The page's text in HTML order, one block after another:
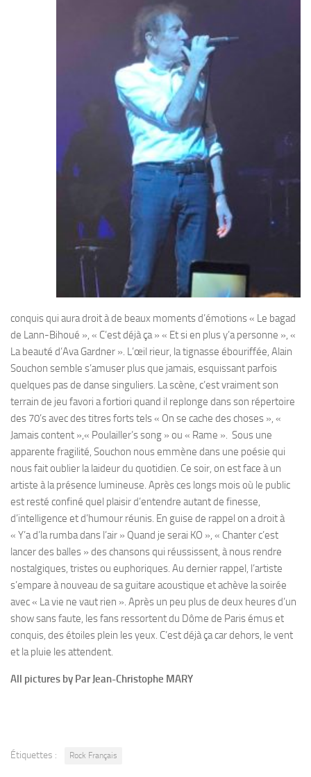
conquis qui aura droit à de beaux moments d’émotions « Le bagad
de Lann-Bihoué », « C’est déjà ça » « Et si en plus y’a personne », «
La beauté d’Ava Gardner ». L’œil rieur, la tignasse ébouriffée, Alain
Souchon semble s’amuser plus que jamais, esquissant parfois
quelques pas de danse singuliers. La scène, c’est vraiment son
terrain de jeu favori a fortiori quand il replonge dans son répertoire
des 70’s avec des titres forts tels « On se cache des choses », «
Jamais content »,« Poulailler’s song » ou « Rame ». Sous une
apparente fragilité, Souchon nous emmène dans une poésie qui
nous fait oublier la laideur du quotidien. Ce soir, on est face à un
artiste à la présence lumineuse. Après ces longs mois où le public
est resté confiné quel plaisir d’entendre autant de finesse,
d’intelligence et d’humour réunis. En guise de rappel on a droit à
« Y’a d’la rumba dans l’air » Quand je serai KO », « Chanter c’est
lancer des balles » des chansons qui réussissent, à nous rendre
nostalgiques, tristes ou euphoriques. Au dernier rappel, l’artiste
s’empare à nouveau de sa guitare acoustique et achève la soirée
avec « La vie ne vaut rien ». Après un peu plus de deux heures d’un
show sans faute, les fans ressortent du Dôme de Paris émus et
conquis, des étoiles plein les yeux. C’est déjà ça car dehors, le vent
et la pluie les attendent.
All pictures by Par Jean-Christophe MARY
Étiquettes : Rock Français